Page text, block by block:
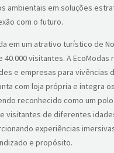
ambientais em soluções
com o futuro.
em um atrativo turístico de
40.000 visitantes. A
e empresas para vivências
com loja própria e integra
reconhecido como um
visitantes de diferentes
experiências
e propósito.